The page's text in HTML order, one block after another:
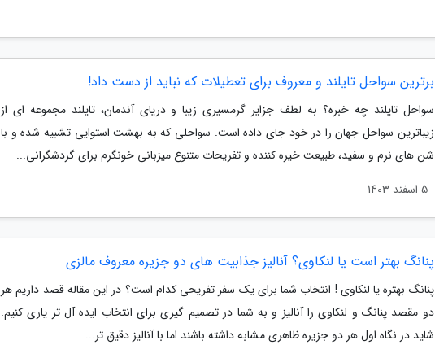
برترین سواحل تایلند و معروف برای تعطیلات که نباید از دست داد!
سواحل تایلند چه خبره؟ به لطف جزایر گرمسیری زیبا و دریای آندمان، تایلند مجموعه ای از
زیباترین سواحل جهان را در خود جای داده است. سواحلی که به بهشت استوایی تشبیه شده و با
شن های نرم و سفید، طبیعت خیره کننده و تفریحات متنوع میزبانی خونگرم برای گردشگرانی...
5 اسفند 1403
پنانگ بهتر است یا لنکاوی؟ آنالیز جذابیت های دو جزیره معروف مالزی
پنانگ بهتره یا لنکاوی ! انتخاب شما برای یک سفر تفریحی کدام است؟ در این مقاله قصد داریم هر
دو مقصد پنانگ و لنکاوی را آنالیز و به شما در تصمیم گیری برای انتخاب ایده آل تر یاری کنیم.
شاید در نگاه اول هر دو جزیره ظاهری مشابه داشته باشند اما با آنالیز دقیق تر...